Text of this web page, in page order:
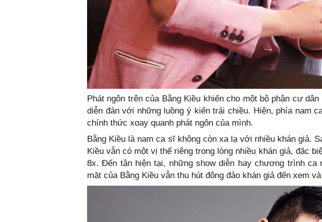
Phát ngôn trên của Bằng Kiều khiến cho một bộ phận cư
diễn đàn với những luồng ý kiến trái chiều. Hiện, phía nam
chính thức xoay quanh phát ngôn của mình.
Bằng Kiều là nam ca sĩ không còn xa lạ với nhiều khán giả.
Kiều vẫn có một vị thế riêng trong lòng nhiều khán giả, đặc
8x. Đến tận hiện tại, những show diễn hay chương trình ca
mặt của Bằng Kiều vẫn thu hút đông đảo khán giả đến xem